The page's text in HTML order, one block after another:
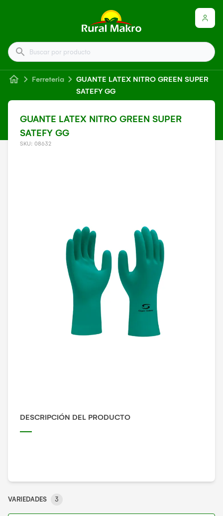
Buscar por producto
Ferreteria
GUANTE LATEX NITRO GREEN SUPER
SATEFY GG
GUANTE LATEX NITRO GREEN SUPER
SATEFY GG
SKU: 08632
DESCRIPCIÓN DEL PRODUCTO
VARIEDADES 3